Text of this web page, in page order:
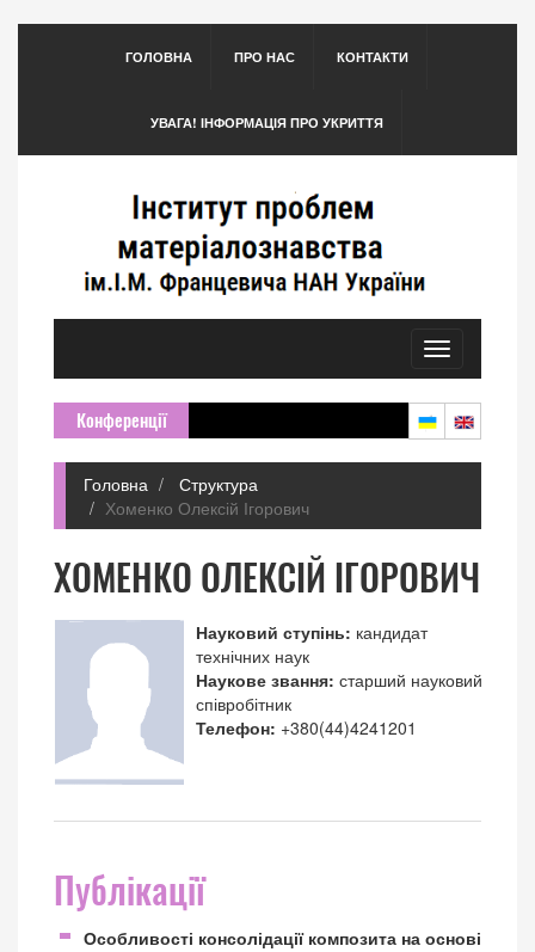
ГОЛОВНА ПРО НАС КОНТАКТИ
УВАГА! ІНФОРМАЦІЯ ПРО УКРИТТЯ
Toggle
navigation
Конференції
Головна
Структура
Хоменко Олексій Ігорович
ХОМЕНКО ОЛЕКСІЙ ІГОРОВИЧ
Науковий ступінь: кандидат
технічних наук
Наукове звання:старший науковий
співробітник
Телефон: +380(44)4241201
Публікації
Особливості консолідації композита на основі